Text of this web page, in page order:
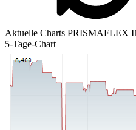
Aktuelle Charts PRISMAFLEX
5-Tage-Chart